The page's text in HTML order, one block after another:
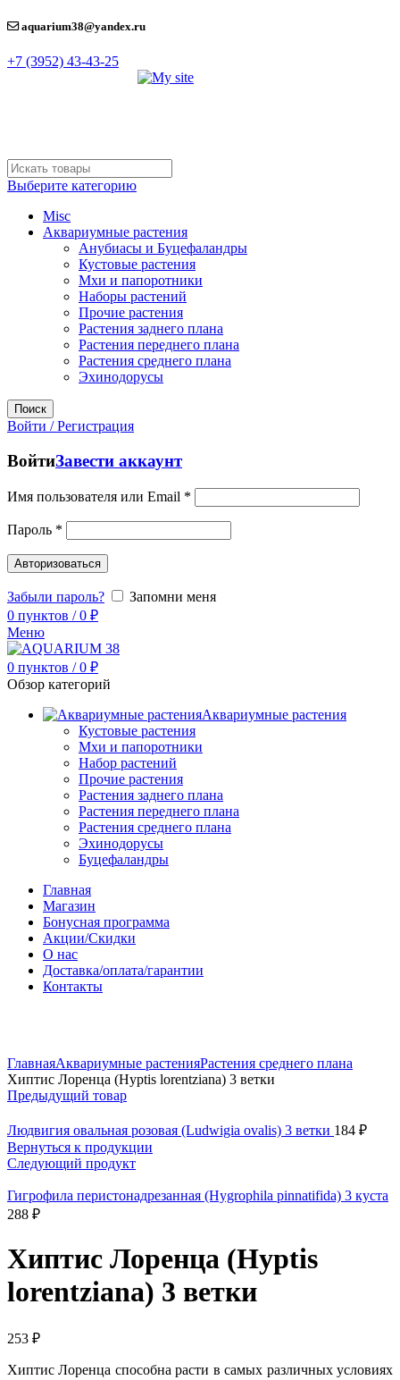
aquarium38@yandex.ru
+7 (3952) 43-43-25
Выберите категорию
Misc
Аквариумные растения
Анубиасы и Буцефаландры
Кустовые растения
Мхи и папоротники
Наборы растений
Прочие растения
Растения заднего плана
Растения переднего плана
Растения среднего плана
Эхинодорусы
Поиск
Войти / Регистрация
ВойтиЗавести аккаунт
Имя пользователя или Email *
Пароль *
Авторизоваться
Забыли пароль?
Запомни меня
0 пунктов / 0 ₽
Меню
0 пунктов / 0 ₽
Обзор категорий
Аквариумные растения
Кустовые растения
Мхи и папоротники
Набор растений
Прочие растения
Растения заднего плана
Растения переднего плана
Растения среднего плана
Эхинодорусы
Буцефаландры
Главная
Магазин
Бонусная программа
Акции/Скидки
О нас
Доставка/оплата/гарантии
Контакты
ГлавнаяАквариумные растенияРастения среднего плана
Хиптис Лоренца (Hyptis lorentziana) 3 ветки
Предыдущий товар
Людвигия овальная розовая (Ludwigia ovalis) 3 ветки 184 ₽
Вернуться к продукции
Следующий продукт
Гигрофила перистонадрезанная (Hygrophila pinnatifida) 3 куста
288 ₽
Хиптис Лоренца (Hyptis
lorentziana) 3 ветки
253 ₽
Хиптис Лоренца способна расти в самых различных условиях